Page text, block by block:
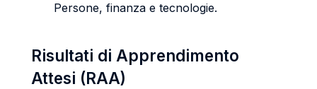
Persone, finanza e tecnologie.
Risultati di Apprendimento
Attesi (RAA)